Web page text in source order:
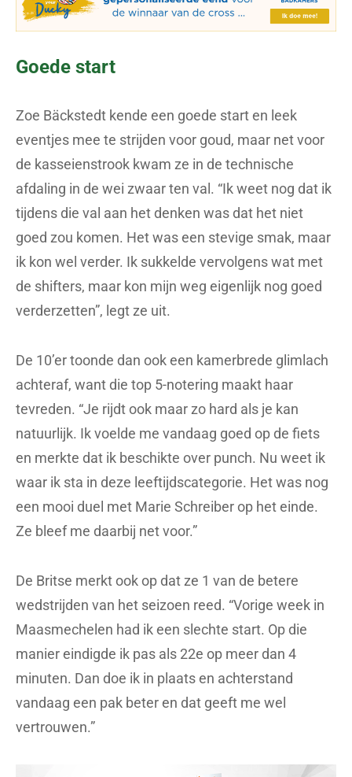
Goede start
Zoe Bäckstedt kende een goede start en leek
eventjes mee te strijden voor goud, maar net voor
de kasseienstrook kwam ze in de technische
afdaling in de wei zwaar ten val. “Ik weet nog dat ik
tijdens die val aan het denken was dat het niet
goed zou komen. Het was een stevige smak, maar
ik kon wel verder. Ik sukkelde vervolgens wat met
de shifters, maar kon mijn weg eigenlijk nog goed
verderzetten”, legt ze uit.
De 10’er toonde dan ook een kamerbrede glimlach
achteraf, want die top 5-notering maakt haar
tevreden. “Je rijdt ook maar zo hard als je kan
natuurlijk. Ik voelde me vandaag goed op de fiets
en merkte dat ik beschikte over punch. Nu weet ik
waar ik sta in deze leeftijdscategorie. Het was nog
een mooi duel met Marie Schreiber op het einde.
Ze bleef me daarbij net voor.”
De Britse merkt ook op dat ze 1 van de betere
wedstrijden van het seizoen reed. “Vorige week in
Maasmechelen had ik een slechte start. Op die
manier eindigde ik pas als 22e op meer dan 4
minuten. Dan doe ik in plaats en achterstand
vandaag een pak beter en dat geeft me wel
vertrouwen.”